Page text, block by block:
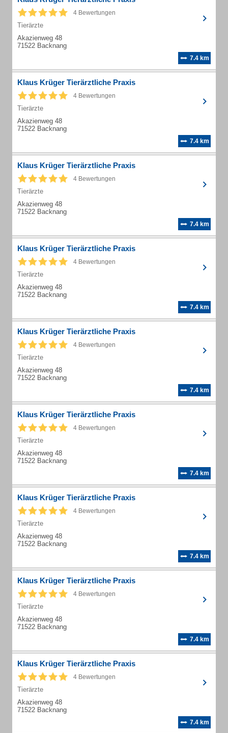
4 Bewertungen
Tierärzte
Akazienweg 48
71522 Backnang
7.4 km
Klaus Krüger Tierärztliche Praxis
4 Bewertungen
Tierärzte
Akazienweg 48
71522 Backnang
7.4 km
Klaus Krüger Tierärztliche Praxis
4 Bewertungen
Tierärzte
Akazienweg 48
71522 Backnang
7.4 km
Klaus Krüger Tierärztliche Praxis
4 Bewertungen
Tierärzte
Akazienweg 48
71522 Backnang
7.4 km
Klaus Krüger Tierärztliche Praxis
4 Bewertungen
Tierärzte
Akazienweg 48
71522 Backnang
7.4 km
Klaus Krüger Tierärztliche Praxis
4 Bewertungen
Tierärzte
Akazienweg 48
71522 Backnang
7.4 km
Klaus Krüger Tierärztliche Praxis
4 Bewertungen
Tierärzte
Akazienweg 48
71522 Backnang
7.4 km
Klaus Krüger Tierärztliche Praxis
4 Bewertungen
Tierärzte
Akazienweg 48
71522 Backnang
7.4 km
Klaus Krüger Tierärztliche Praxis
4 Bewertungen
Tierärzte
Akazienweg 48
71522 Backnang
7.4 km